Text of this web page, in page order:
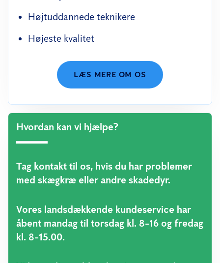
Højtuddannede teknikere
Højeste kvalitet
LÆS MERE OM OS
Hvordan kan vi hjælpe?
Tag kontakt til os, hvis du har problemer
med skægkræ eller andre skadedyr.
Vores landsdækkende kundeservice har
åbent mandag til torsdag kl. 8-16 og fredag
kl. 8-15.00.